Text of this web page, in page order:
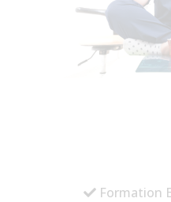
Formation